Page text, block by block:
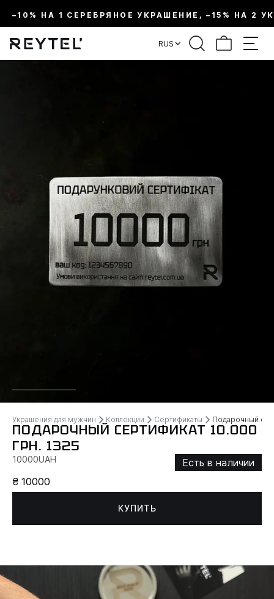
–10% НА 1 СЕРЕБРЯНОЕ УКРАШЕНИЕ, –15% НА 2
RUS
Украшения для мужчин Коллекции Сертификаты Подарочный
ПОДАРОЧНЫЙ СЕРТИФИКАТ 10.000
ГРН. 1325
10000UAH
Есть в наличии
₴ 10000
КУПИТЬ